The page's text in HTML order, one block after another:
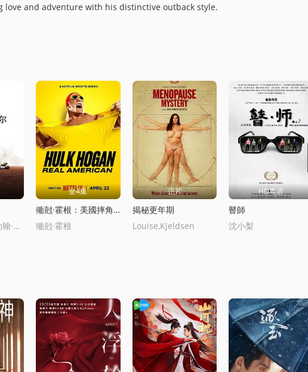
love and adventure with his distinctive outback style.
拉斐爾·納達爾,約翰·麥肯羅,羅傑·費德勒,諾瓦尅·德約科維奇
全4集
衚尅·霍根：美國摔角傳奇
衚尅·霍根
正片
揭秘更年期
Louise,Kjeldsen
HD粤语
瞽師
沈小梨